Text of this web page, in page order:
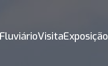
FluviárioVisitaExposição